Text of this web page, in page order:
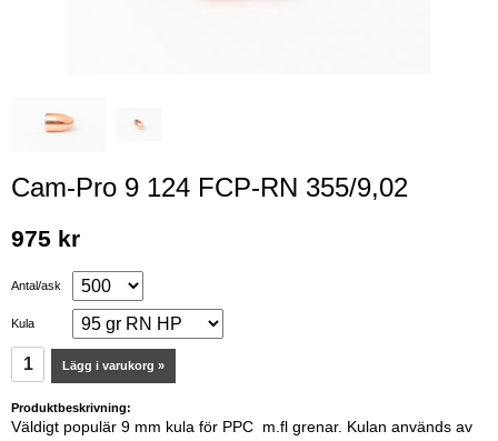
Cam-Pro 9 124 FCP-RN 355/9,02
975 kr
Antal/ask
Kula
Lägg i varukorg »
Produktbeskrivning:
Väldigt populär 9 mm kula för PPC m.fl grenar. Kulan används av